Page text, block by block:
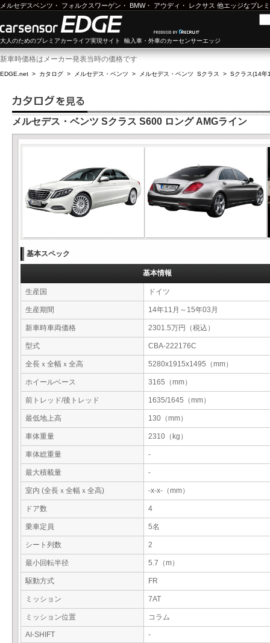
メルセデスベンツ ・ フォルクスワーゲン ・ BMW・ アウディ ・ レクサス 他エッジなプレ
大人のためのプレミアカーライフ実現サイト 輸入車・外車のカーセンサーエッジ
新車時価格はメーカー発表当時の価格です
EDGE.net > カタログ > メルセデス・ベンツ > メルセデス・ベンツ Sクラス > Sクラス(14年
メルセデス・ベンツ Sクラス S600 ロング AMGライン
基本スペック
基本情報
生産国 ドイツ
生産期間 14年11月～15年03月
新車時車両価格 2301.5万円（税込）
型式 CBA-222176C
全長ｘ全幅ｘ全高 5280x1915x1495（mm）
ホイールベース 3165（mm）
前トレッド/後トレッド 1635/1645（mm）
最低地上高 130（mm）
車体重量 2310（kg）
車体総重量 -
最大積載量 -
室内 (全長ｘ全幅ｘ全高) -x-x-（mm）
ドア数 4
乗車定員 5名
シート列数 2
最小回転半径 5.7（m）
駆動方式 FR
ミッション 7AT
ミッション位置 コラム
AI-SHIFT
-